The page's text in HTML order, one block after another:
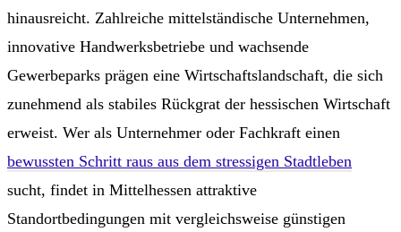
hinausreicht. Zahlreiche mittelständische Unternehmen,
innovative Handwerksbetriebe und wachsende
Gewerbeparks prägen eine Wirtschaftslandschaft, die sich
zunehmend als stabiles Rückgrat der hessischen Wirtschaft
erweist. Wer als Unternehmer oder Fachkraft einen
bewussten Schritt raus aus dem stressigen Stadtleben
sucht, findet in Mittelhessen attraktive
Standortbedingungen mit vergleichsweise günstigen